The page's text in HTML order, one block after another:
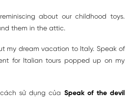
about our childhood toys.
them in the attic.
my dream vacation to Italy. Speak of
for Italian tours popped up on my
sử dụng của Speak of the devil